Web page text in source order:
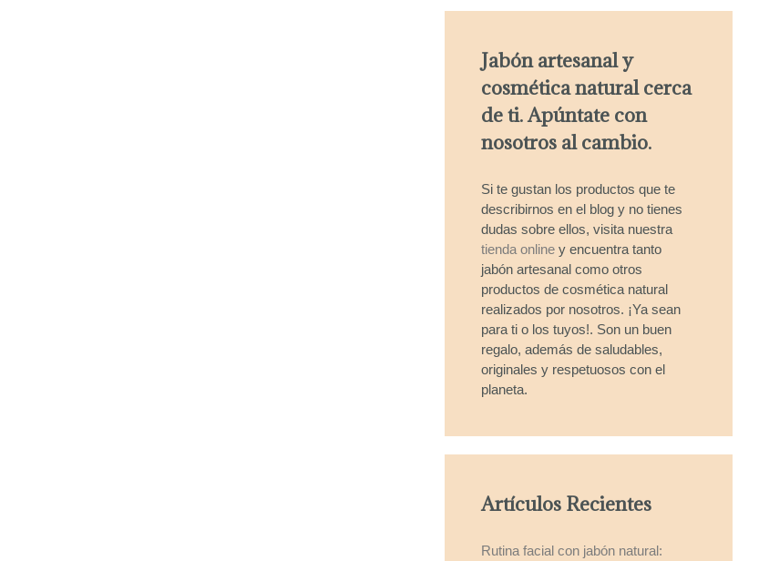
Jabón artesanal y
cosmética natural cerca
de ti. Apúntate con
nosotros al cambio.
Si te gustan los productos que te
describirnos en el blog y no tienes
dudas sobre ellos, visita nuestra
tienda online y encuentra tanto
jabón artesanal como otros
productos de cosmética natural
realizados por nosotros. ¡Ya sean
para ti o los tuyos!. Son un buen
regalo, además de saludables,
originales y respetuosos con el
planeta.
Artículos Recientes
Rutina facial con jabón natural: